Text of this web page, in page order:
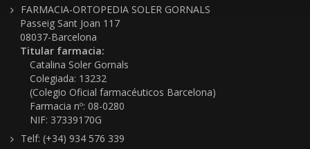
FARMACIA-ORTOPEDIA SOLER GORNALS
Passeig Sant Joan 117
08037-Barcelona
Titular farmacia:
Catalina Soler Gornals
Colegiada: 13232
(Colegio Oficial farmacéuticos Barcelona)
Farmacia nº: 08-0280
NIF: 37339170G
Telf: (+34) 934 576 339